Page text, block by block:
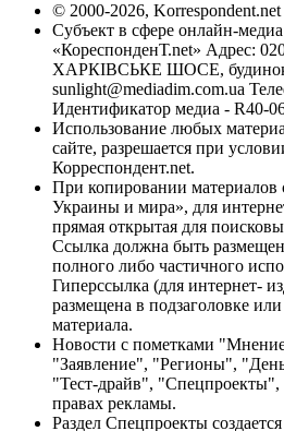
© 2000-2026, Korrespondent.net
Субъект в сфере онлайн-
«КореспонденТ.net» Адрес:
ХАРКІВСЬКЕ ШОСЕ, будинок
sunlight@mediadim.com.ua
Идентификатор медиа - R40-
Использование любых
сайте, разрешается при
Корреспондент.net.
При копировании материалов
Украины и мира», для
прямая открытая для
Ссылка должна быть
полного либо частичного
Гиперссылка (для интернет-
размещена в подзаголовке
материала.
Новости с пометками
"Заявление", "Регионы",
"Тест-драйв",
правах рекламы.
Раздел Спецпроекты